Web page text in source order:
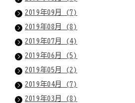
2019年09月 (7)
2019年08月 (8)
2019年07月 (4)
2019年06月 (5)
2019年05月 (2)
2019年04月 (7)
2019年03月 (8)